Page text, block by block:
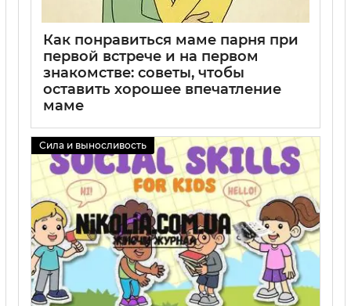
Как понравиться маме парня при
первой встрече и на первом
знакомстве: советы, чтобы
оставить хорошее впечатление
маме
02 09 2025 0
Сила и выносливость